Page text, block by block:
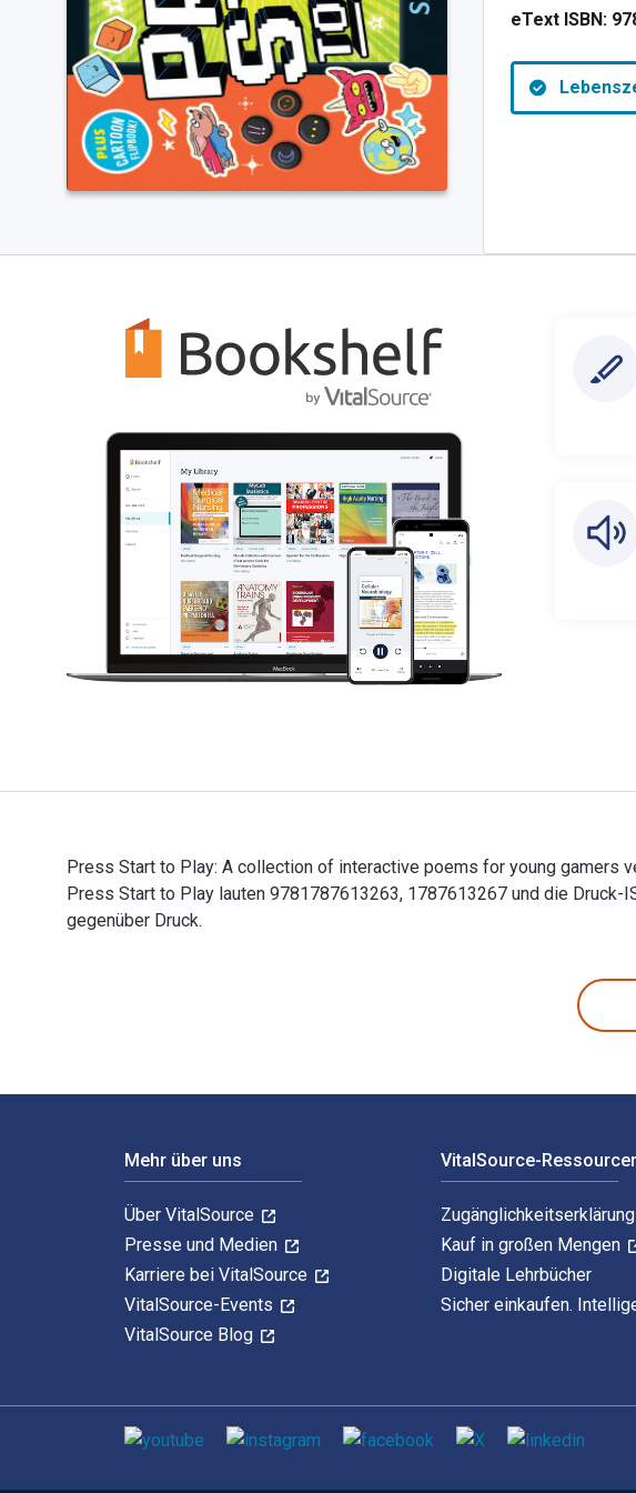
eText ISBN:
Press Start to Play: A collection of interactive poems for young gamers
Press Start to Play lauten 9781787613263, 1787613267 und die
gegenüber Druck.
Mehr über uns
Über VitalSource
Presse und Medien
Karriere bei VitalSource
VitalSource-Events
VitalSource Blog
VitalSource-
Zugänglichkeitserklärung
Kauf in großen Mengen
Digitale Lehrbücher
Sicher einkaufen.
Sozialen Medien